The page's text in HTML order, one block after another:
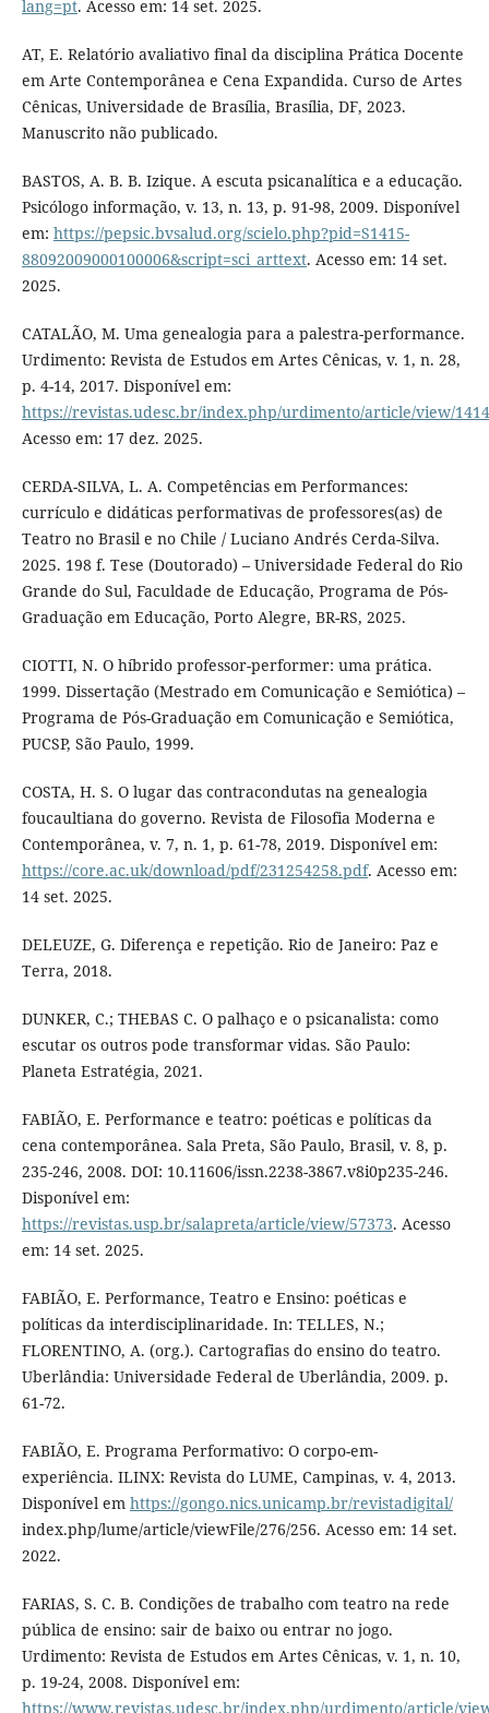
lang=pt. Acesso em: 14 set. 2025.
AT, E. Relatório avaliativo final da disciplina Prática Docente
em Arte Contemporânea e Cena Expandida. Curso de Artes
Cênicas, Universidade de Brasília, Brasília, DF, 2023.
Manuscrito não publicado.
BASTOS, A. B. B. Izique. A escuta psicanalítica e a educação.
Psicólogo informação, v. 13, n. 13, p. 91-98, 2009. Disponível
em: https://pepsic.bvsalud.org/scielo.php?pid=S1415-
88092009000100006&script=sci_arttext. Acesso em: 14 set.
2025.
CATALÃO, M. Uma genealogia para a palestra-performance.
Urdimento: Revista de Estudos em Artes Cênicas, v. 1, n. 28,
p. 4-14, 2017. Disponível em:
https://revistas.udesc.br/index.php/urdimento/article/view/
Acesso em: 17 dez. 2025.
CERDA-SILVA, L. A. Competências em Performances:
currículo e didáticas performativas de professores(as) de
Teatro no Brasil e no Chile / Luciano Andrés Cerda-Silva.
2025. 198 f. Tese (Doutorado) – Universidade Federal do Rio
Grande do Sul, Faculdade de Educação, Programa de Pós-
Graduação em Educação, Porto Alegre, BR-RS, 2025.
CIOTTI, N. O híbrido professor-performer: uma prática.
1999. Dissertação (Mestrado em Comunicação e Semiótica) –
Programa de Pós-Graduação em Comunicação e Semiótica,
PUCSP, São Paulo, 1999.
COSTA, H. S. O lugar das contracondutas na genealogia
foucaultiana do governo. Revista de Filosofia Moderna e
Contemporânea, v. 7, n. 1, p. 61-78, 2019. Disponível em:
https://core.ac.uk/download/pdf/231254258.pdf. Acesso em:
14 set. 2025.
DELEUZE, G. Diferença e repetição. Rio de Janeiro: Paz e
Terra, 2018.
DUNKER, C.; THEBAS C. O palhaço e o psicanalista: como
escutar os outros pode transformar vidas. São Paulo:
Planeta Estratégia, 2021.
FABIÃO, E. Performance e teatro: poéticas e políticas da
cena contemporânea. Sala Preta, São Paulo, Brasil, v. 8, p.
235-246, 2008. DOI: 10.11606/issn.2238-3867.v8i0p235-246.
Disponível em:
https://revistas.usp.br/salapreta/article/view/57373. Acesso
em: 14 set. 2025.
FABIÃO, E. Performance, Teatro e Ensino: poéticas e
políticas da interdisciplinaridade. In: TELLES, N.;
FLORENTINO, A. (org.). Cartografias do ensino do teatro.
Uberlândia: Universidade Federal de Uberlândia, 2009. p.
61-72.
FABIÃO, E. Programa Performativo: O corpo-em-
experiência. ILINX: Revista do LUME, Campinas, v. 4, 2013.
Disponível em https://gongo.nics.unicamp.br/revistadigital/
index.php/lume/article/viewFile/276/256. Acesso em: 14 set.
2022.
FARIAS, S. C. B. Condições de trabalho com teatro na rede
pública de ensino: sair de baixo ou entrar no jogo.
Urdimento: Revista de Estudos em Artes Cênicas, v. 1, n. 10,
p. 19-24, 2008. Disponível em:
https://www.revistas.udesc.br/index.php/urdimento/article/